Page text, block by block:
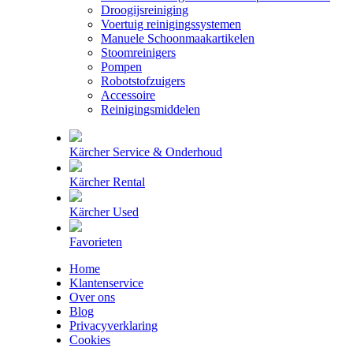
Droogijsreiniging
Voertuig reinigingssystemen
Manuele Schoonmaakartikelen
Stoomreinigers
Pompen
Robotstofzuigers
Accessoire
Reinigingsmiddelen
Kärcher Service & Onderhoud
Kärcher Rental
Kärcher Used
Favorieten
Home
Klantenservice
Over ons
Blog
Privacyverklaring
Cookies